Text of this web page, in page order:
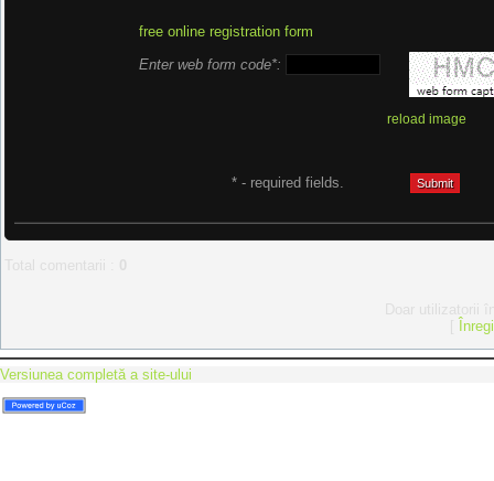
free online registration form
Enter web form code*:
reload image
* - required fields.
Versiunea completă a site-ului